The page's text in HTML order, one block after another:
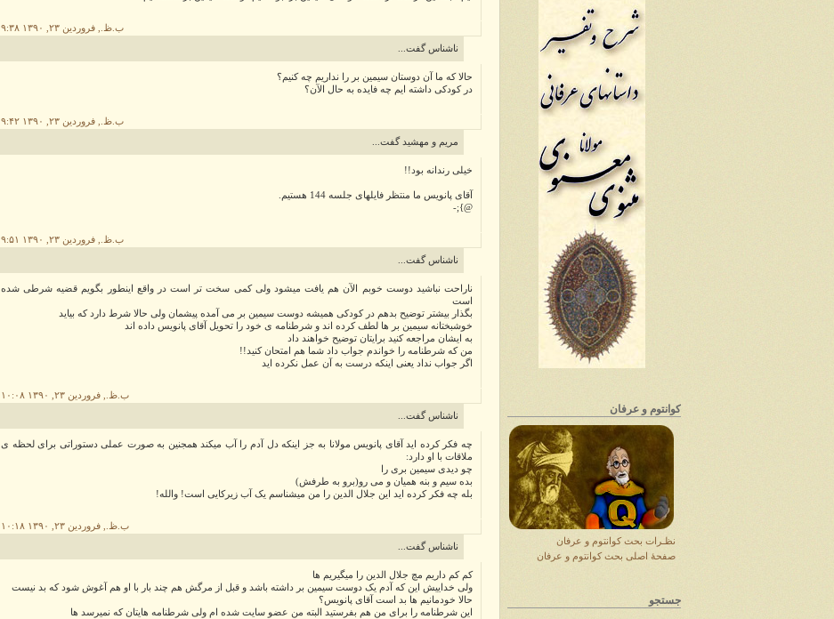
۹:۳۸ ب.ظ., فروردین ۲۳, ۱۳۹۰
ناشناس گفت...
حالا که ما آن دوستان سیمین بر را نداریم چه کنیم؟
در کودکی داشته ایم چه فایده به حال الآن؟
۹:۴۲ ب.ظ., فروردین ۲۳, ۱۳۹۰
مریم و مهشید گفت...
خیلی رندانه بود!!
آقای پانویس ما منتظر فایلهای جلسه 144 هستیم.
@};-
۹:۵۱ ب.ظ., فروردین ۲۳, ۱۳۹۰
ناشناس گفت...
ناراحت نباشید دوست خوبم الآن هم یافت میشود ولی کمی سخت تر است در واقع اینطور بگویم قضیه شرطی شده
است
بگذار بیشتر توضیح بدهم در کودکی همیشه دوست سیمین بر می آمده پیشمان ولی حالا شرط دارد که بیاید
خوشبختانه سیمین بر ها لطف کرده اند و شرطنامه ی خود را تحویل آقای پانویس داده اند
به ایشان مراجعه کنید برایتان توضیح خواهند داد
من که شرطنامه را خواندم جواب داد شما هم امتحان کنید!!
اگر جواب نداد یعنی اینکه درست به آن عمل نکرده اید
۱۰:۰۸ ب.ظ., فروردین ۲۳, ۱۳۹۰
ناشناس گفت...
چه فکر کرده اید آقای پانویس مولانا به جز اینکه دل آدم را آب میکند همجنین به صورت عملی دستوراتی برای لحظه ی
ملاقات با او دارد:
چو دیدی سیمین بری را
بده سیم و بنه همیان و می رو(برو به طرفش)
بله چه فکر کرده اید این جلال الدین را من میشناسم یک آب زیرکایی است! والله!
۱۰:۱۸ ب.ظ., فروردین ۲۳, ۱۳۹۰
ناشناس گفت...
کم کم داریم مچ جلال الدین را میگیریم ها
ولی خداییش این که آدم یک دوست سیمین بر داشته باشد و قبل از مرگش هم چند بار با او هم آغوش شود که بد نیست
حالا خودمانیم ها بد است آقای پانویس؟
این شرطنامه را برای من هم بفرستید البته من عضو سایت شده ام ولی شرطنامه هایتان که نمیرسد ها
کوانتوم و عرفان
نظـرات بحث کوانتوم و عرفان
صفحهٔ اصلی بحث کوانتوم و عرفان
جستجو